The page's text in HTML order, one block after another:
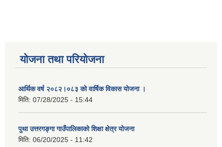
योजना तथा परियोजना
आर्थिक वर्ष २०८२।०८३ को वार्षिक विकास योजना ।
मिति: 07/28/2025 - 15:44
पुथा उत्तरगङ्गा गाउँपालिकाको शिक्षा क्षेत्र योजना
मिति: 06/20/2025 - 11:42